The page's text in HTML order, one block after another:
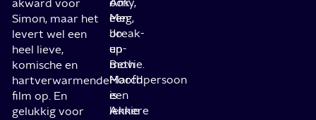
akward voor
Simon, maar het
levert wel een
heel lieve,
komische en
hartverwarmende
film op. En
gelukkig voor
ook
een
break-
up-
movie.
Hoofdpersoon
is
Annie
Amy,
Meg,
Jo
en
Beth
March
een
lekkere